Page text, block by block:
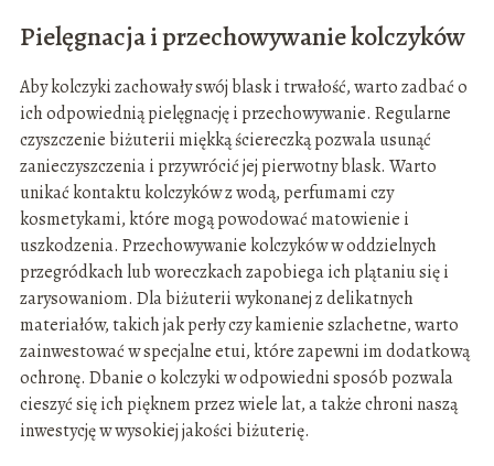
Pielęgnacja i przechowywanie kolczyków
Aby kolczyki zachowały swój blask i trwałość, warto zadbać o
ich odpowiednią pielęgnację i przechowywanie. Regularne
czyszczenie biżuterii miękką ściereczką pozwala usunąć
zanieczyszczenia i przywrócić jej pierwotny blask. Warto
unikać kontaktu kolczyków z wodą, perfumami czy
kosmetykami, które mogą powodować matowienie i
uszkodzenia. Przechowywanie kolczyków w oddzielnych
przegródkach lub woreczkach zapobiega ich plątaniu się i
zarysowaniom. Dla biżuterii wykonanej z delikatnych
materiałów, takich jak perły czy kamienie szlachetne, warto
zainwestować w specjalne etui, które zapewni im dodatkową
ochronę. Dbanie o kolczyki w odpowiedni sposób pozwala
cieszyć się ich pięknem przez wiele lat, a także chroni naszą
inwestycję w wysokiej jakości biżuterię.